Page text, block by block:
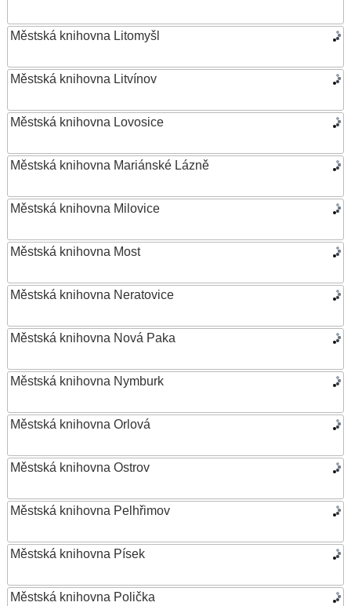
Městská knihovna Litomyšl
Městská knihovna Litvínov
Městská knihovna Lovosice
Městská knihovna Mariánské Lázně
Městská knihovna Milovice
Městská knihovna Most
Městská knihovna Neratovice
Městská knihovna Nová Paka
Městská knihovna Nymburk
Městská knihovna Orlová
Městská knihovna Ostrov
Městská knihovna Pelhřimov
Městská knihovna Písek
Městská knihovna Polička